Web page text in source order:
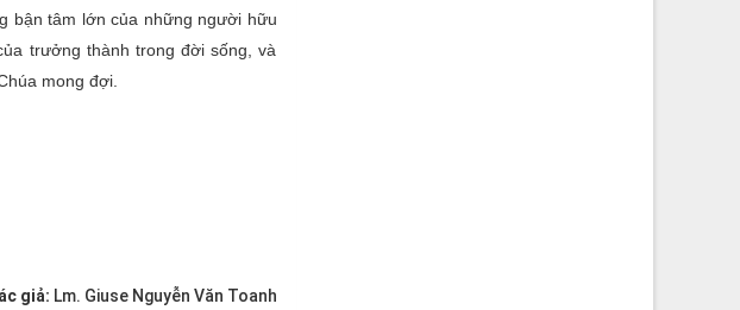
bận tâm lớn của những người hữu
trưởng thành trong đời sống, và
mong đợi.
giả: Lm. Giuse Nguyễn Văn Toanh